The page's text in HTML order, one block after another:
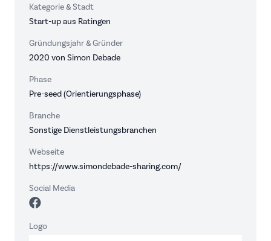
Kategorie & Stadt
Start-up aus Ratingen
Gründungsjahr & Gründer
2020 von Simon Debade
Phase
Pre-seed (Orientierungsphase)
Branche
Sonstige Dienstleistungsbranchen
Webseite
https://www.simondebade-sharing.com/
Social Media
Logo